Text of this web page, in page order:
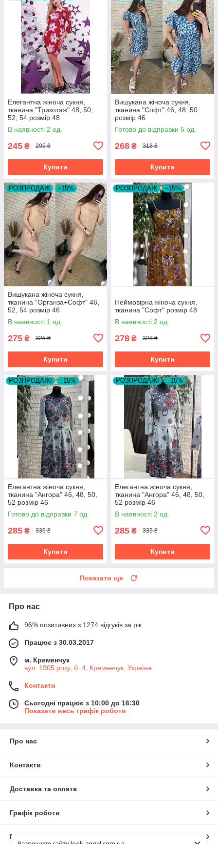
Елегантна жіноча сукня,
тканина "Трикотаж" 48, 50,
52, 54 розмір 48
В наявності 2 од.
245 ₴ 295 ₴
Купити
Вишукана жіноча сукня,
тканина "Софт" 46, 48, 50
розмір 46
Готово до відправки 5 од.
268 ₴ 318 ₴
Купити
РОЗПРОДАЖ –15%
Вишукана жіноча сукня,
тканина "Органза+Софт" 46,
52, 54 розмір 46
В наявності 1 од.
275 ₴ 325 ₴
Купити
РОЗПРОДАЖ –15%
Неймовірна жіноча сукня,
тканина "Софт" розмір 48
В наявності 2 од.
278 ₴ 328 ₴
Купити
РОЗПРОДАЖ! –15%
Елегантна жіноча сукня,
тканина "Ангора" 46, 48, 50,
52 розмір 46
Готово до відправки 7 од.
285 ₴ 335 ₴
Купити
РОЗПРОДАЖ! –15%
Елегантна жіноча сукня,
тканина "Ангора" 46, 48, 50,
52 розмір 46
В наявності 2 од.
285 ₴ 335 ₴
Купити
Показати ще
Про нас
96% позитивних з 1274 відгуків за рік
Працює з 30.03.2017
м. Кременчук
вул. 1905 року, б. 4, Кременчук, Україна
Контакти
Сьогодні працює з 10:00 до 16:30
Показати весь графік роботи
Про нас
Контакти
Доставка та оплата
Графік роботи
Повна версія сайту